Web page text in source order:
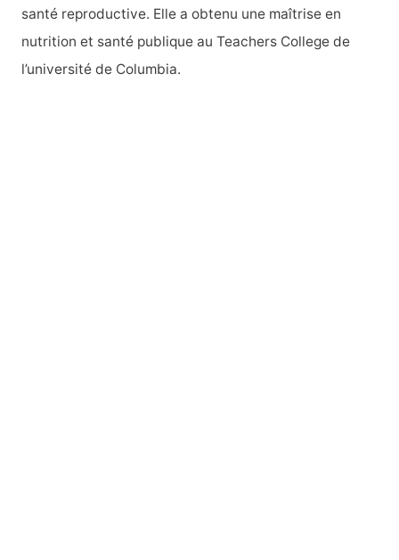
santé reproductive. Elle a obtenu une maîtrise en
nutrition et santé publique au Teachers College de
l’université de Columbia.